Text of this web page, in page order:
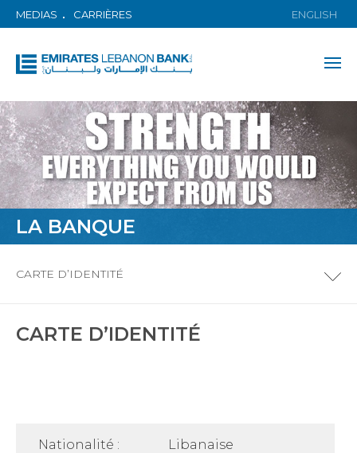
MEDIAS CARRIÈRES ENGLISH
LA BANQUE
CARTE D’IDENTITÉ
CARTE D’IDENTITÉ
Nationalité : Libanaise